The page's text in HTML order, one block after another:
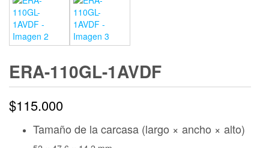
ERA-110GL-1AVDF
$115.000
Tamaño de la carcasa (largo × ancho × alto)